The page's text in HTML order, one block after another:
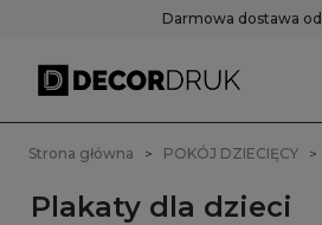
Darmowa dostawa
Strona główna POKÓJ DZIECIĘCY
Plakaty dla dzieci